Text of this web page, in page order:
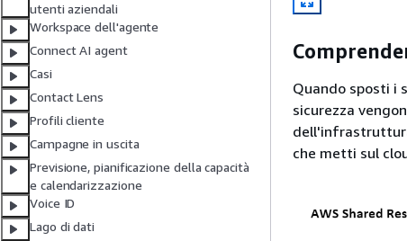
utenti aziendali
Workspace dell'agente
Connect AI agent
Casi
Contact Lens
Profili cliente
Campagne in uscita
Previsione, pianificazione della capacità
e calendarizzazione
Voice ID
Lago di dati
Quando sposti i
sicurezza
che metti sul